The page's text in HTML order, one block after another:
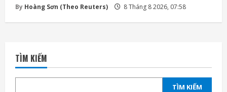
By Hoàng Sơn (Theo Reuters) 8 Tháng 8 2026, 07:58
TÌM KIẾM
TÌM KIẾM